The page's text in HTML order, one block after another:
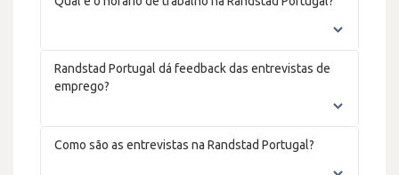
Randstad Portugal dá feedback das entrevistas de
emprego?
Como são as entrevistas na Randstad Portugal?